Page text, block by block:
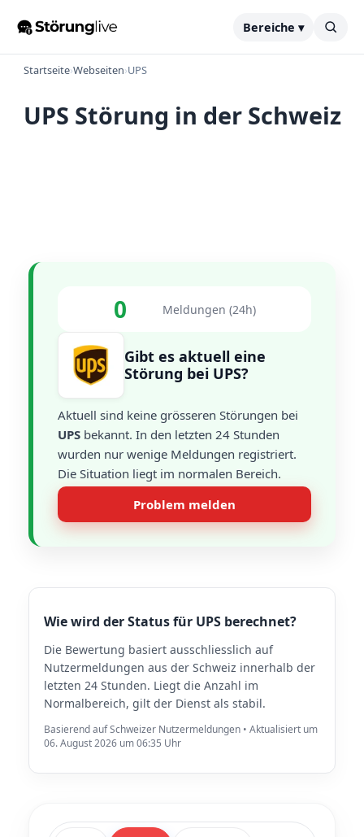
Bereiche ▾
Startseite›Webseiten›UPS
UPS Störung in der Schweiz
0 Meldungen (24h)
Gibt es aktuell eine
Störung bei UPS?
Aktuell sind keine grösseren Störungen bei
UPS bekannt. In den letzten 24 Stunden
wurden nur wenige Meldungen registriert.
Die Situation liegt im normalen Bereich.
Problem melden
Wie wird der Status für UPS berechnet?
Die Bewertung basiert ausschliesslich auf
Nutzermeldungen aus der Schweiz innerhalb der
letzten 24 Stunden. Liegt die Anzahl im
Normalbereich, gilt der Dienst als stabil.
Basierend auf Schweizer Nutzermeldungen • Aktualisiert um
06. August 2026 um 06:35 Uhr